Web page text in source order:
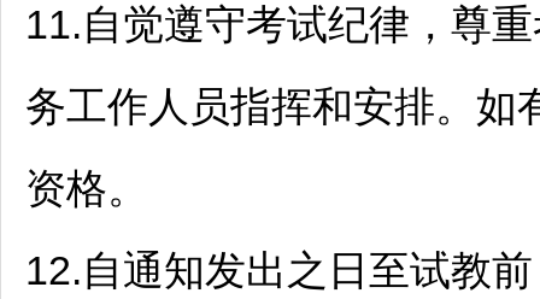
11.自觉遵守考试纪律，尊
务工作人员指挥和安排。如
资格。
12.自通知发出之日至试教